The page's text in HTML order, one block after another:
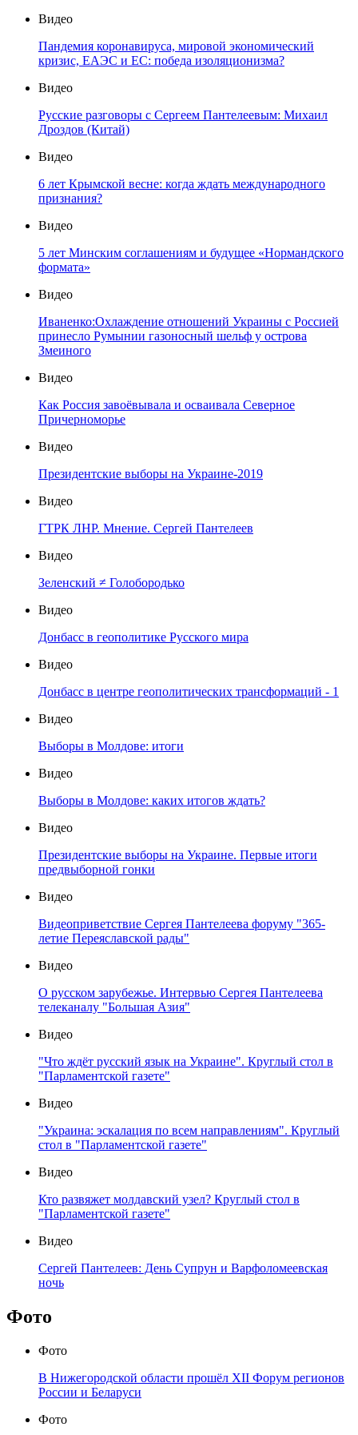
Видео
Пандемия коронавируса, мировой экономический
кризис, ЕАЭС и ЕС: победа изоляционизма?
Видео
Русские разговоры с Сергеем Пантелеевым: Михаил
Дроздов (Китай)
Видео
6 лет Крымской весне: когда ждать международного
признания?
Видео
5 лет Минским соглашениям и будущее «Нормандского
формата»
Видео
Иваненко:Охлаждение отношений Украины с Россией
принесло Румынии газоносный шельф у острова
Змеиного
Видео
Как Россия завоёвывала и осваивала Северное
Причерноморье
Видео
Президентские выборы на Украине-2019
Видео
ГТРК ЛНР. Мнение. Сергей Пантелеев
Видео
Зеленский ≠ Голобородько
Видео
Донбасс в геополитике Русского мира
Видео
Донбасс в центре геополитических трансформаций - 1
Видео
Выборы в Молдове: итоги
Видео
Выборы в Молдове: каких итогов ждать?
Видео
Президентские выборы на Украине. Первые итоги
предвыборной гонки
Видео
Видеоприветствие Сергея Пантелеева форуму "365-
летие Переяславской рады"
Видео
О русском зарубежье. Интервью Сергея Пантелеева
телеканалу "Большая Азия"
Видео
"Что ждёт русский язык на Украине". Круглый стол в
"Парламентской газете"
Видео
"Украина: эскалация по всем направлениям". Круглый
стол в "Парламентской газете"
Видео
Кто развяжет молдавский узел? Круглый стол в
"Парламентской газете"
Видео
Сергей Пантелеев: День Супрун и Варфоломеевская
ночь
Фото
Фото
В Нижегородской области прошёл XII Форум регионов
России и Беларуси
Фото